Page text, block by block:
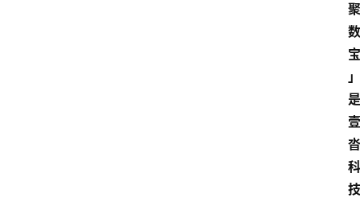
聚
数
宝
」
是
壹
沓
科
技